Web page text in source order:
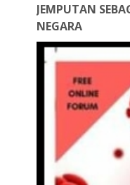
JEMPUTAN
NEGARA